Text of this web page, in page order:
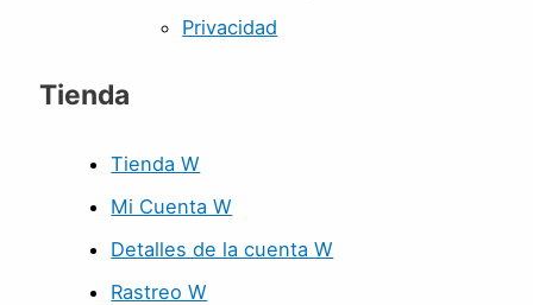
Privacidad
Tienda
Tienda W
Mi Cuenta W
Detalles de la cuenta W
Rastreo W